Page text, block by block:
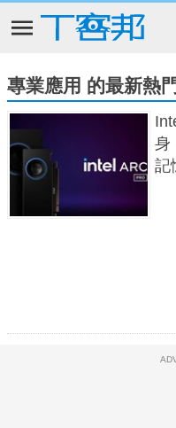
專業應用 的最新熱
身
記